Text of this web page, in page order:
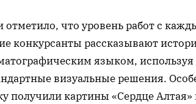
что уровень работ с
конкурсанты рассказывают
языком, используя
визуальные решения.
получили картины «Сердце